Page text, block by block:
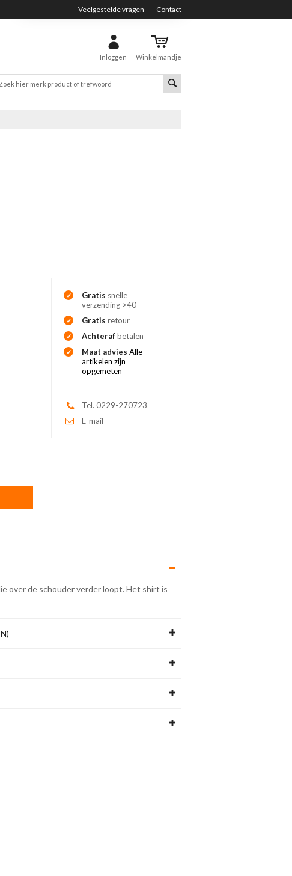
Veelgestelde vragen Contact
Inloggen Winkelmandje
Gratis snelle
verzending >40
Gratis retour
Achterafbetalen
Maat adviesAlle
artikelen zijn
opgemeten
Tel. 0229-270723
E-mail
over de schouder verder loopt. Het shirt is